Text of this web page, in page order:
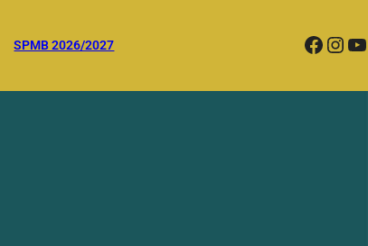
SPMB 2026/2027 Facebook Instagram YouTube